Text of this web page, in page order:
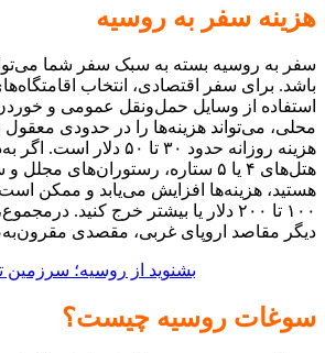
هزینه سفر به روسیه
سفر به روسیه بسته به سبک سفر شما
باشد. برای سفر اقتصادی، انتخاب
استفاده از وسایل حمل‌ونقل عمومی و
محلی، می‌تواند هزینه‌ها را در حدودی معقول
هزینه روزانه حدود ۳۰ تا ۵۰
هتل‌های ۴ یا ۵ ستاره، رستوران‌های
هستید، هزینه‌ها افزایش می‌یابد و ممکن است
۱۰۰ تا ۲۰۰ دلار یا بیشتر خرج کنید.
دیگر مقاصد اروپای غربی، مقصدی
بشنوید از روسیه؛ سرزمین
سوغات روسیه چیست؟